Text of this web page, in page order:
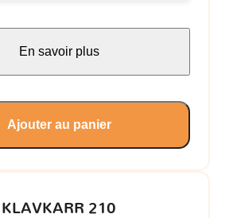
KLAVKARR 210
En savoir plus
Ajouter au panier